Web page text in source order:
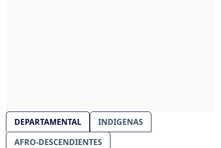
DEPARTAMENTAL
INDIGENAS
AFRO-DESCENDIENTES